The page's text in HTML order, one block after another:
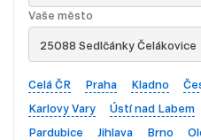
Vaše město
25088 Sedlčánky Čelákovice
Celá ČR Praha Kladno
Karlovy Vary
Ústí nad Labem
Pardubice
Jihlava Brno